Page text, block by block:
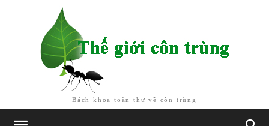
Bách khoa toàn thư về côn trùng